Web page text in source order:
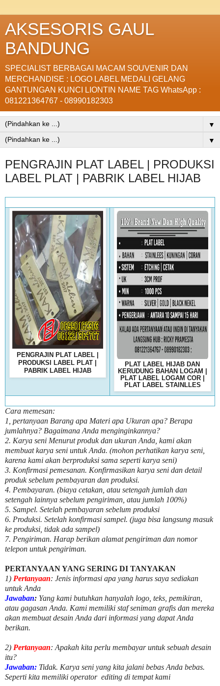
AKSESORIS GAUL
BANDUNG
SPECIALIST BERBAGAI MACAM SOUVENIR DAN
MERCHANDISE : LOGO LABEL MEDALI GELANG
GANTUNGAN KUNCI LIONTIN NAME TAG WhatsApp :
081221364767 - 08990182303
▼
▼
PENGRAJIN PLAT LABEL | PRODUKSI
LABEL PLAT | PABRIK LABEL HIJAB
PENGRAJIN PLAT LABEL |
PRODUKSI LABEL PLAT |
PABRIK LABEL HIJAB
PLAT LABEL HIJAB DAN
KERUDUNG BAHAN LOGAM |
PLAT LABEL LOGAM COR |
PLAT LABEL STAINLLES
Cara memesan:
1, pertanyaan Barang apa Materi apa Ukuran apa? Berapa
jumlahnya? Bagaimana Anda menginginkannya?
2. Karya seni Menurut produk dan ukuran Anda, kami akan
membuat karya seni untuk Anda. (mohon perhatikan karya seni,
karena kami akan berproduksi sama seperti karya seni)
3. Konfirmasi pemesanan. Konfirmasikan karya seni dan detail
produk sebelum pembayaran dan produksi.
4. Pembayaran. (biaya cetakan, atau setengah jumlah dan
setengah lainnya sebelum pengiriman, atau jumlah 100%)
5. Sampel. Setelah pembayaran sebelum produksi
6. Produksi. Setelah konfirmasi sampel. (juga bisa langsung masuk
ke produksi, tidak ada sampel)
7. Pengiriman. Harap berikan alamat pengiriman dan nomor
telepon untuk pengiriman.
PERTANYAAN YANG SERING DI TANYAKAN
1) Pertanyaan: Jenis informasi apa yang harus saya sediakan
untuk Anda
Jawaban: Yang kami butuhkan hanyalah logo, teks, pemikiran,
atau gagasan Anda. Kami memiliki staf seniman grafis dan mereka
akan membuat desain Anda dari informasi yang dapat Anda
berikan.
2) Pertanyaan: Apakah kita perlu membayar untuksebuah desain
itu?
Jawaban: Tidak. Karya seni yang kita jalani bebas Anda bebas.
Seperti kita memiliki operator editing di tempat kami